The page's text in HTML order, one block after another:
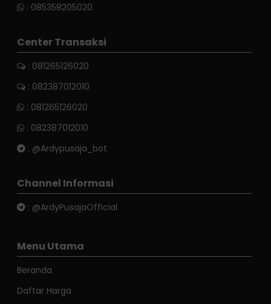
: 085358205020
Center Transaksi
: 081265126020
: 082387012010
: 081265126020
: 082387012010
: @Ardypusaja_bot
Channel Informasi
: @ArdyPusajaOfficial
Menu Utama
Beranda
Daftar Harga